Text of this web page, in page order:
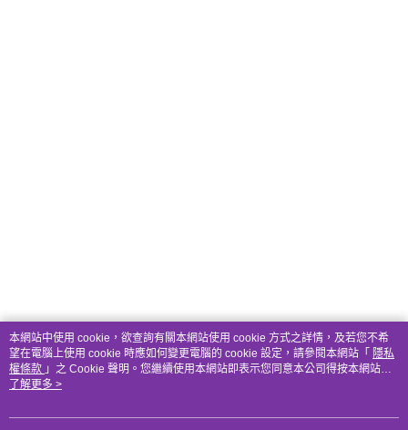
本網站中使用 cookie，欲查詢有關本網站使用 cookie 方式之詳情，及若您不希
望在電腦上使用 cookie 時應如何變更電腦的 cookie 設定，請參閱本網站「 隱私
權條款 」之 Cookie 聲明。您繼續使用本網站即表示您同意本公司得按本網站使
用條款之 Cookie 聲明使用 cookie。
了解更多 >